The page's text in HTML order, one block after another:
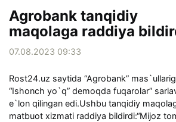
Agrobank tanqidiy
maqolaga raddiya
07.08.2023 09:33
Rost24.uz saytida “Agrobank”
“Ishonch yo`q” demoqda fuqarolar”
e`lon qilingan edi.Ushbu tanqidiy
matbuot xizmati raddiya bildirdi:“Mijoz